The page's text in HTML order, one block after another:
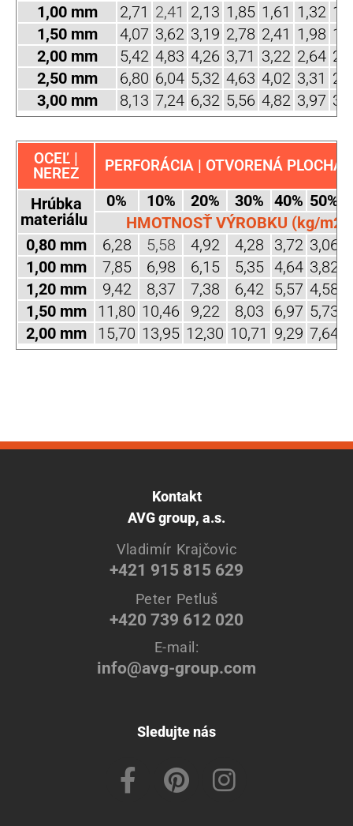
1,00 mm
2,71 2,41 2,13 1,85 1,61 1,32
1,50 mm
4,07 3,62 3,19 2,78 2,41 1,98
2,00 mm
5,42 4,83 4,26 3,71 3,22 2,64
2,50 mm
6,80 6,04 5,32 4,63 4,02 3,31
3,00 mm
8,13 7,24 6,32 5,56 4,82 3,97
OCEĽ |
NEREZ
PERFORÁCIA | OTVORENÁ PLOCHA
Hrúbka
materiálu
0% 10% 20% 30% 40% 50%
HMOTNOSŤ VÝROBKU (kg/m2)
0,80 mm
6,28 5,58 4,92 4,28 3,72 3,06
1,00 mm
7,85 6,98 6,15 5,35 4,64 3,82
1,20 mm
9,42 8,37 7,38 6,42 5,57 4,58
1,50 mm
11,80 10,46 9,22 8,03 6,97 5,73
2,00 mm
15,70 13,95 12,30 10,71 9,29 7,64
Kontakt
AVG group, a.s.
Vladimír Krajčovic
+421 915 815 629
Peter Petluš
+420 739 612 020
E-mail:
info@avg-group.com
Sledujte nás